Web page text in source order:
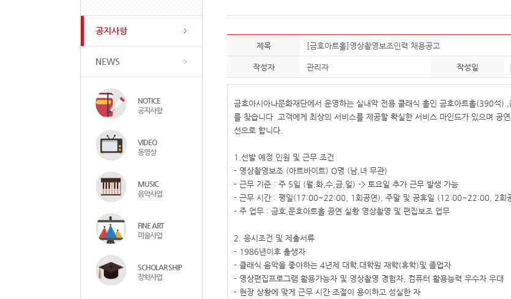
공지사항
NEWS
NOTICE
공지사항
VIDEO
동영상
MUSIC
음악사업
FINE ART
미술사업
SCHOLAR SHIP
장학사업
제목 [금호아트홀]영상촬영보조인력 채용공고
작성자 관리자 작성일
금호아시아나문화재단에서 운영하는 실내악 전용 클래식 홀인 금호아트홀(390석)
를 찾습니다 고객에게 최상의 서비스를 제공할 확실한 서비스 마인드가 있으며 공
선으로 합니다.
1.선발 예정 인원 및 근무 조건
- 영상촬영보조 (아르바이트) O명 (남,녀 무관)
- 근무 기준 : 주 5일 (월,화,수,금,일) -> 토요일 추가 근무 발생 가능
- 근무 시간 : 평일(17:00~22:00, 1회공연), 주말 및 공휴일 (12:00~22:00, 2회
- 주 업무 : 금호,문호아트홀 공연 실황 영상촬영 및 편집보조 업무
2. 응시조건 및 제출서류
- 1986년이후 출생자
- 클래식 음악을 좋아하는 4년제 대학,대학원 재학(휴학)및 졸업자
- 영상편집프로그램 활용가능자 및 영상촬영 경험자, 컴퓨터 활용능력 우수자 우대
- 현장 상황에 맞게 근무 시간 조절이 용이하고 성실한 자